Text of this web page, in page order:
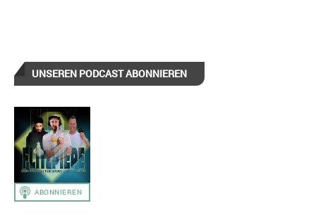
UNSEREN PODCAST ABONNIEREN